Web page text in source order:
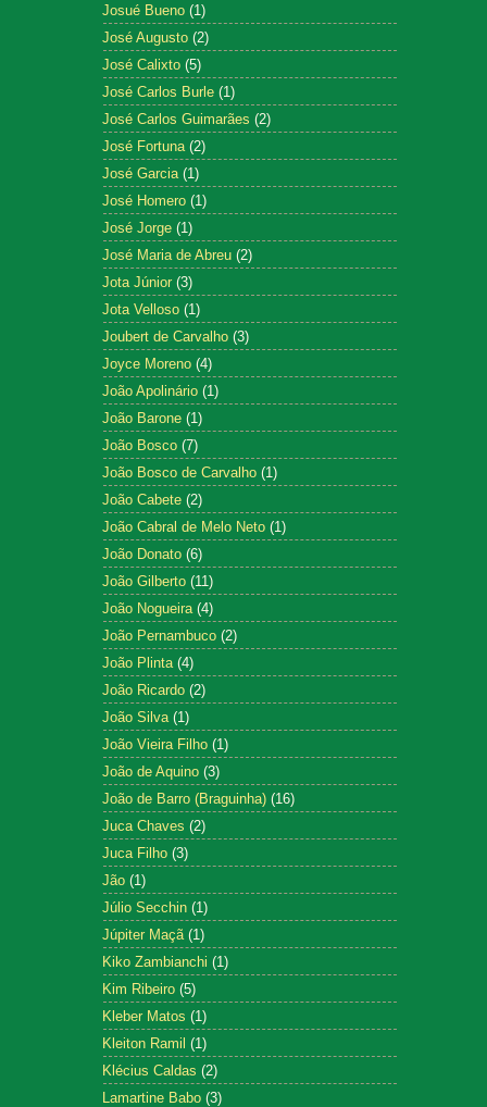
Josué Bueno (1)
José Augusto (2)
José Calixto (5)
José Carlos Burle (1)
José Carlos Guimarães (2)
José Fortuna (2)
José Garcia (1)
José Homero (1)
José Jorge (1)
José Maria de Abreu (2)
Jota Júnior (3)
Jota Velloso (1)
Joubert de Carvalho (3)
Joyce Moreno (4)
João Apolinário (1)
João Barone (1)
João Bosco (7)
João Bosco de Carvalho (1)
João Cabete (2)
João Cabral de Melo Neto (1)
João Donato (6)
João Gilberto (11)
João Nogueira (4)
João Pernambuco (2)
João Plinta (4)
João Ricardo (2)
João Silva (1)
João Vieira Filho (1)
João de Aquino (3)
João de Barro (Braguinha) (16)
Juca Chaves (2)
Juca Filho (3)
Jão (1)
Júlio Secchin (1)
Júpiter Maçã (1)
Kiko Zambianchi (1)
Kim Ribeiro (5)
Kleber Matos (1)
Kleiton Ramil (1)
Klécius Caldas (2)
Lamartine Babo (3)